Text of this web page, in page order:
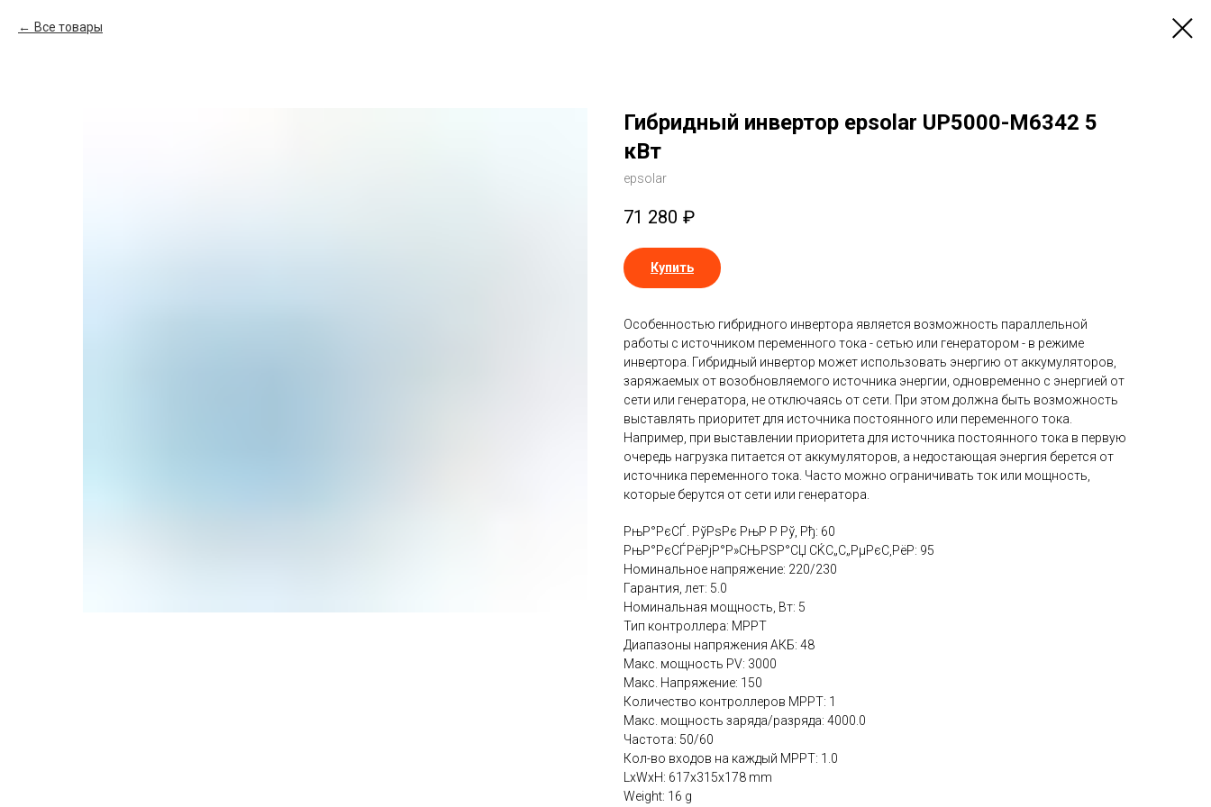
Все товары
Гибридный инвертор epsolar UP5000-M6342 5
кВт
epsolar
71 280 ₽
Купить
Особенностью гибридного инвертора является возможность параллельной
работы с источником переменного тока - сетью или генератором - в режиме
инвертора. Гибридный инвертор может использовать энергию от аккумуляторов,
заряжаемых от возобновляемого источника энергии, одновременно с энергией от
сети или генератора, не отключаясь от сети. При этом должна быть возможность
выставлять приоритет для источника постоянного или переменного тока.
Например, при выставлении приоритета для источника постоянного тока в первую
очередь нагрузка питается от аккумуляторов, а недостающая энергия берется от
источника переменного тока. Часто можно ограничивать ток или мощность,
которые берутся от сети или генератора.
РњР°РєСЃ. РўРѕРє РњР Р Рў, Рђ: 60
РњР°РєСЃРёРјР°Р»СЊРЅР°СЏ СЌС„С„РµРєС‚РёР: 95
Номинальное напряжение: 220/230
Гарантия, лет: 5.0
Номинальная мощность‚ Вт: 5
Тип контроллера: MPPT
Диапазоны напряжения АКБ: 48
Макс. мощность PV: 3000
Макс. Напряжение: 150
Количество контроллеров MPPT: 1
Макс. мощность заряда/разряда: 4000.0
Частота: 50/60
Кол-во входов на каждый MPPT: 1.0
LxWxH: 617x315x178 mm
Weight: 16 g